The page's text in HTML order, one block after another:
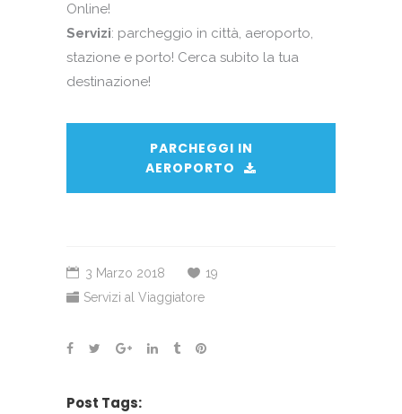
Online!
Servizi: parcheggio in città, aeroporto,
stazione e porto! Cerca subito la tua
destinazione!
PARCHEGGI IN
AEROPORTO
3 Marzo 2018
19
Servizi al Viaggiatore
Post Tags: